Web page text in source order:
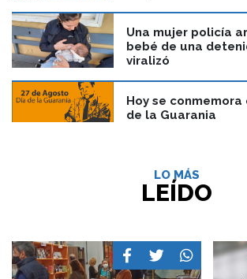
Una mujer policía
bebé de una
viralizó
Hoy se
de la Guarania
LO MÁS
LEÍDO